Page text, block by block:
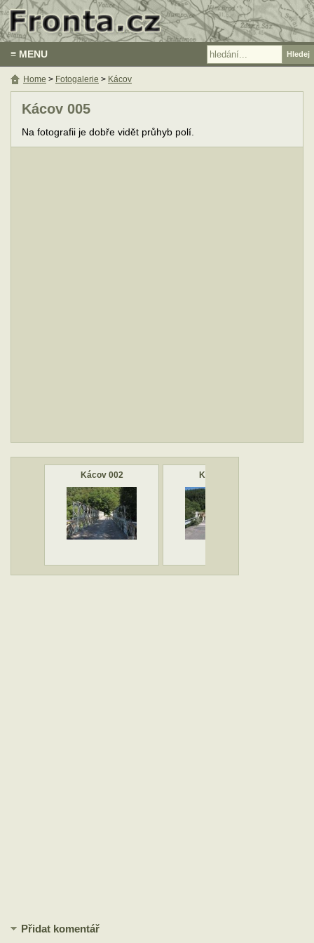
≡ MENU
Kácov 005
Na fotografii je dobře vidět průhyb polí.
Kácov 002 Kácov 004
Home > Fotogalerie > Kácov
Přidat komentář